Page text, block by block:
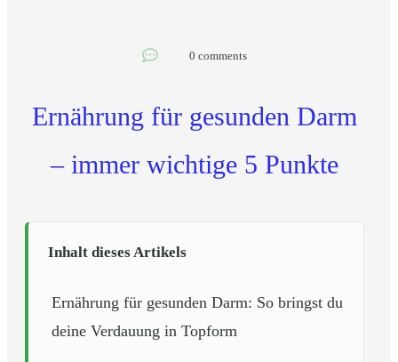
0 comments
Ernährung für gesunden Darm
– immer wichtige 5 Punkte
Inhalt dieses Artikels
Ernährung für gesunden Darm: So bringst du
deine Verdauung in Topform